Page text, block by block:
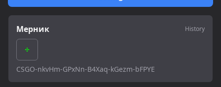
Мерник History
CSGO-nkvHm-GPxNn-B4Xaq-kGezm-bFPYE